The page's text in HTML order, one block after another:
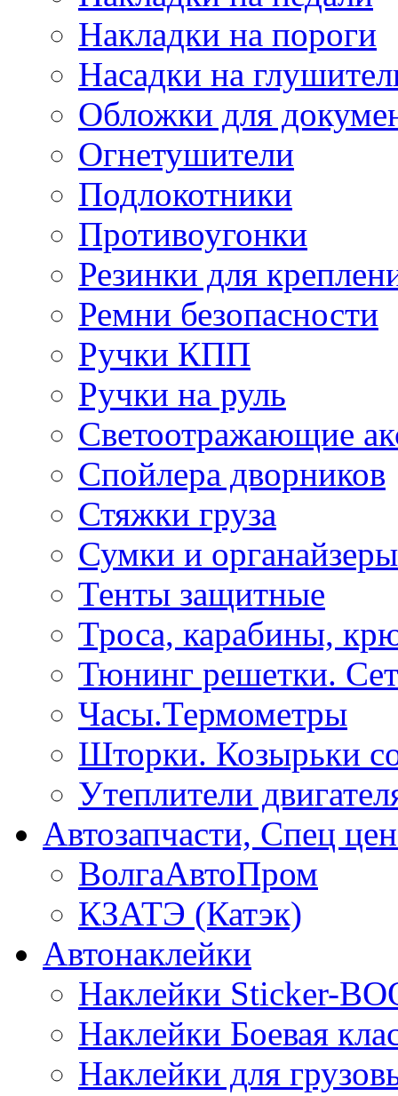
Накладки на пороги
Насадки на
Обложки для
Огнетушители
Подлокотники
Противоугонки
Резинки для
Ремни безопасности
Ручки КПП
Ручки на руль
Светоотражающие
Спойлера дворников
Стяжки груза
Сумки и органайзеры
Тенты защитные
Троса, карабины,
Тюнинг решетки.
Часы.Термометры
Шторки. Козырьки
Утеплители
Автозапчасти, Спец
ВолгаАвтоПром
КЗАТЭ (Катэк)
Автонаклейки
Наклейки Sticker-
Наклейки Боевая
Наклейки для